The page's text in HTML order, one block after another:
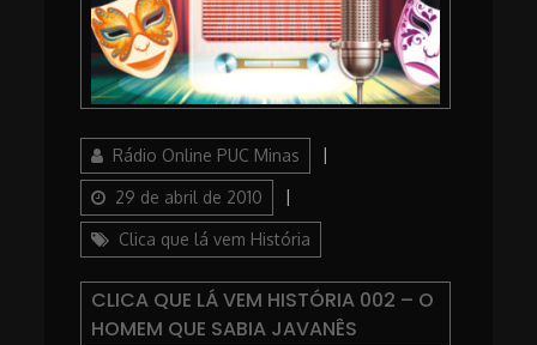
AuthorRádio Online PUC Minas
29 de abril de 2010
Clica que lá vem História
CLICA QUE LÁ VEM HISTÓRIA 002 – O
HOMEM QUE SABIA JAVANÊS